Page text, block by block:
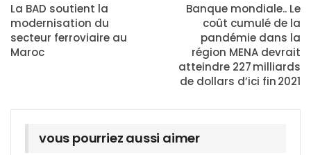
La BAD soutient la
modernisation du
secteur ferroviaire au
Maroc
Banque mondiale.. Le
coût cumulé de la
pandémie dans la
région MENA devrait
atteindre 227 milliards
de dollars d’ici fin 2021
vous pourriez aussi aimer